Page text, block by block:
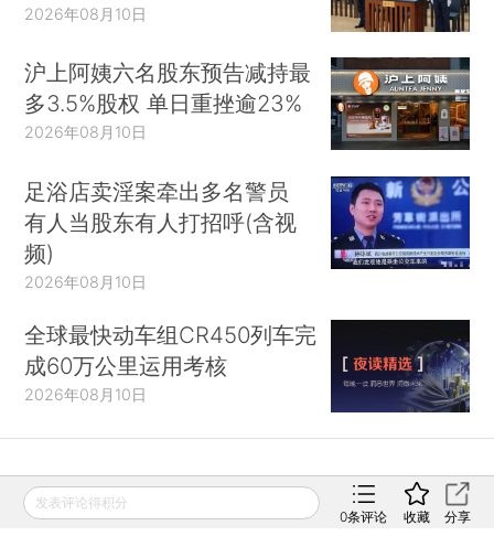
2026年08月10日
沪上阿姨六名股东预告减持最
多3.5%股权 单日重挫逾23%
2026年08月10日
足浴店卖淫案牵出多名警员
有人当股东有人打招呼(含视
频)
2026年08月10日
全球最快动车组CR450列车完
成60万公里运用考核
2026年08月10日
财新移动
发表评论得积分
0条评论 收藏 分享